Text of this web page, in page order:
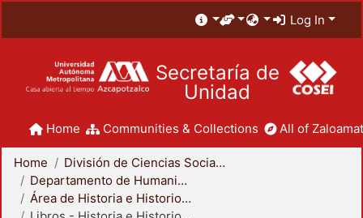
Log In
Secretaría de
Unidad
Home Communities & Collections All of
Home
División de Ciencias Sociales y Humanidades
Departamento de Humanidades
Área de Historia e Historiografía